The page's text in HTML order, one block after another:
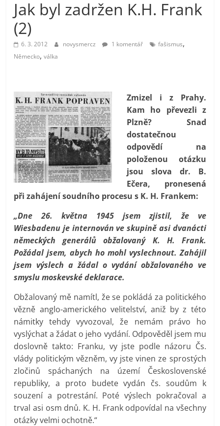
prospívá?
Jak byl zadržen K.H. Frank
(2)
6. 3. 2012 novysmercz 1 komentář fašismus,
Německo,válka
Zmizel i z Prahy.
Kam ho převezli z
Plzně? Snad
dostatečnou
odpovědí na
položenou otázku
jsou slova dr. B.
Ečera, pronesená
při zahájení soudního procesu s K. H. Frankem:
„Dne 26. května 1945 jsem zjistil, že ve
Wiesbadenu je internován ve skupině asi dvanácti
německých generálů obžalovaný K. H. Frank.
Požádal jsem, abych ho mohl vyslechnout. Zahájil
jsem výslech a žádal o vydání obžalovaného ve
smyslu moskevské deklarace.
Obžalovaný mě namítl, že se pokládá za politického
vězně anglo-amerického velitelství, aniž by z této
námitky tehdy vyvozoval, že nemám právo ho
vyslýchat a žádat o jeho vydání. Odpověděl jsem mu
doslovně takto: Franku, vy jste podle názoru Čs.
vlády politickým vězněm, vy jste vinen ze sprostých
zločinů spáchaných na území Československé
republiky, a proto budete vydán čs. soudům k
souzení a potrestání. Poté výslech pokračoval a
trval asi osm dnů. K. H. Frank odpovídal na všechny
otázky velmi ochotně.“